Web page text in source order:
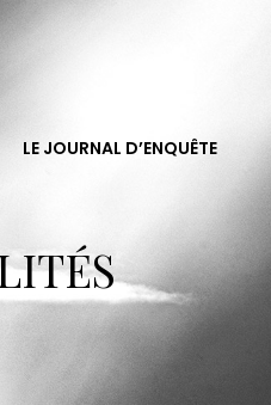
LE JOURNAL D’ENQUÊTE